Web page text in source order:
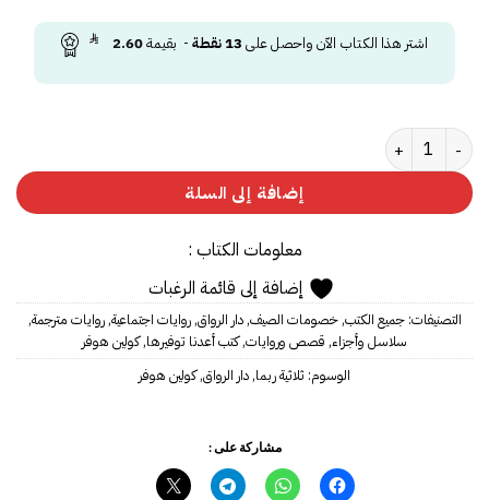
اشتر هذا الكتاب الآن واحصل على 13نقطة- بقيمة2.60
كمية ثلاثية ربما
إضافة إلى السلة
معلومات الكتاب :
إضافة إلى قائمة الرغبات
التصنيفات:جميع الكتب,خصومات الصيف,دار الرواق,روايات اجتماعية,روايات مترجمة,
سلاسل وأجزاء, قصص وروايات,كتب أعدنا توفيرها,كولين هوفر
الوسوم: ثلاثية ربما,دار الرواق,كولين هوفر
مشاركة على :